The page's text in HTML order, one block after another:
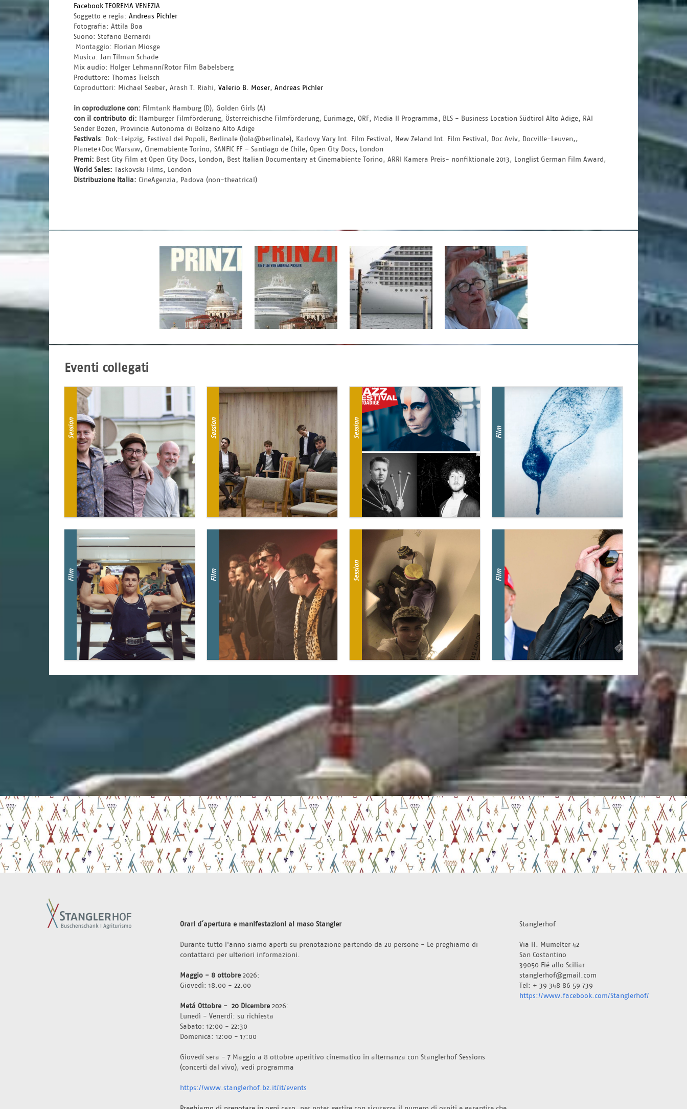
Facebook TEOREMA VENEZIA
Soggetto e regia: Andreas Pichler
Fotografia: Attila Boa
Suono: Stefano Bernardi
Montaggio: Florian Miosge
Musica: Jan Tilman Schade
Mix audio: Holger Lehmann/Rotor Film Babelsberg
Produttore: Thomas Tielsch
Coproduttori: Michael Seeber, Arash T. Riahi, Valerio B. Moser, Andreas Pichler
in coproduzione con: Filmtank Hamburg (D), Golden Girls (A)
con il contributo di: Hamburger Filmförderung, Österreichische Filmförderung, Eurimage, ORF, Media Il Programma, BLS - Business Location Südtirol Alto Adige, RAI
Sender Bozen, Provincia Autonoma di Bolzano Alto Adige
Festivals: Dok-Leipzig, Festival dei Popoli, Berlinale (lola@berlinale), Karlovy Vary Int. Film Festival, New Zeland Int. Film Festival, Doc Aviv, Docville-Leuven,,
Planete+Doc Warsaw, Cinemabiente Torino, SANFIC FF – Santiago de Chile, Open City Docs, London
Premi: Best City Film at Open City Docs, London, Best Italian Documentary at Cinemabiente Torino, ARRI Kamera Preis- nonfiktionale 2013, Longlist German Film Award,
World Sales: Taskovski Films, London
Distribuzione Italia: CineAgenzia, Padova (non-theatrical)
Eventi collegati
Session Session Session Film
Film Film Session Film
Orari d´apertura e manifestazioni al maso Stangler
Durante tutto l'anno siamo aperti su prenotazione partendo da 20 persone - Le preghiamo di
contattarci per ulteriori informazioni.
Maggio - 8 ottobre 2026:
Giovedì: 18.00 - 22.00
Metá Ottobre -  20 Dicembre 2026:
Lunedì - Venerdì: su richiesta
Sabato: 12:00 - 22:30
Domenica: 12:00 - 17:00
Giovedí sera - 7 Maggio a 8 ottobre aperitivo cinematico in alternanza con Stanglerhof Sessions
(concerti dal vivo), vedi programma
https://www.stanglerhof.bz.it/it/events
Stanglerhof
Via H. Mumelter 42
San Costantino
39050 Fié allo Sciliar
stanglerhof@gmail.com
Tel: + 39 348 86 59 739
https://www.facebook.com/Stanglerhof/